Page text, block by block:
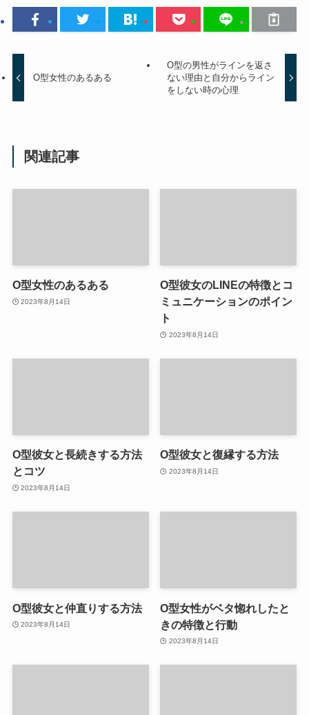
O型女性のあるある
O型の男性がラインを返さ
ない理由と自分からライン
をしない時の心理
関連記事
O型女性のあるある
2023年8月14日
O型彼女のLINEの特徴とコ
ミュニケーションのポイン
ト
2023年8月14日
O型彼女と長続きする方法
とコツ
2023年8月14日
O型彼女と復縁する方法
2023年8月14日
O型彼女と仲直りする方法
2023年8月14日
O型女性がベタ惚れしたと
きの特徴と行動
2023年8月14日